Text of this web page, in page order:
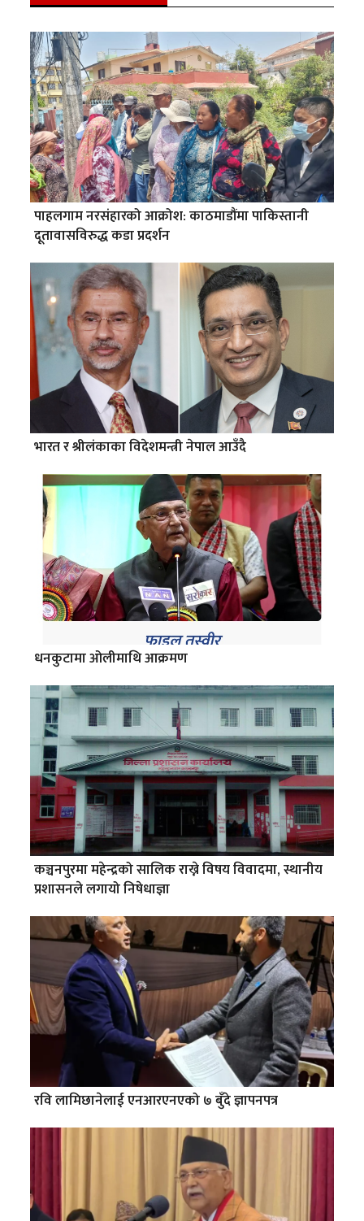
पाहलगाम नरसंहारको आक्रोश: काठमाडौंमा पाकिस्तानी
दूतावासविरुद्ध कडा प्रदर्शन
भारत र श्रीलंकाका विदेशमन्त्री नेपाल आउँदै
धनकुटामा ओलीमाथि आक्रमण
कञ्चनपुरमा महेन्द्रको सालिक राख्ने विषय विवादमा, स्थानीय
प्रशासनले लगायो निषेधाज्ञा
रवि लामिछानेलाई एनआरएनएको ७ बुँदे ज्ञापनपत्र